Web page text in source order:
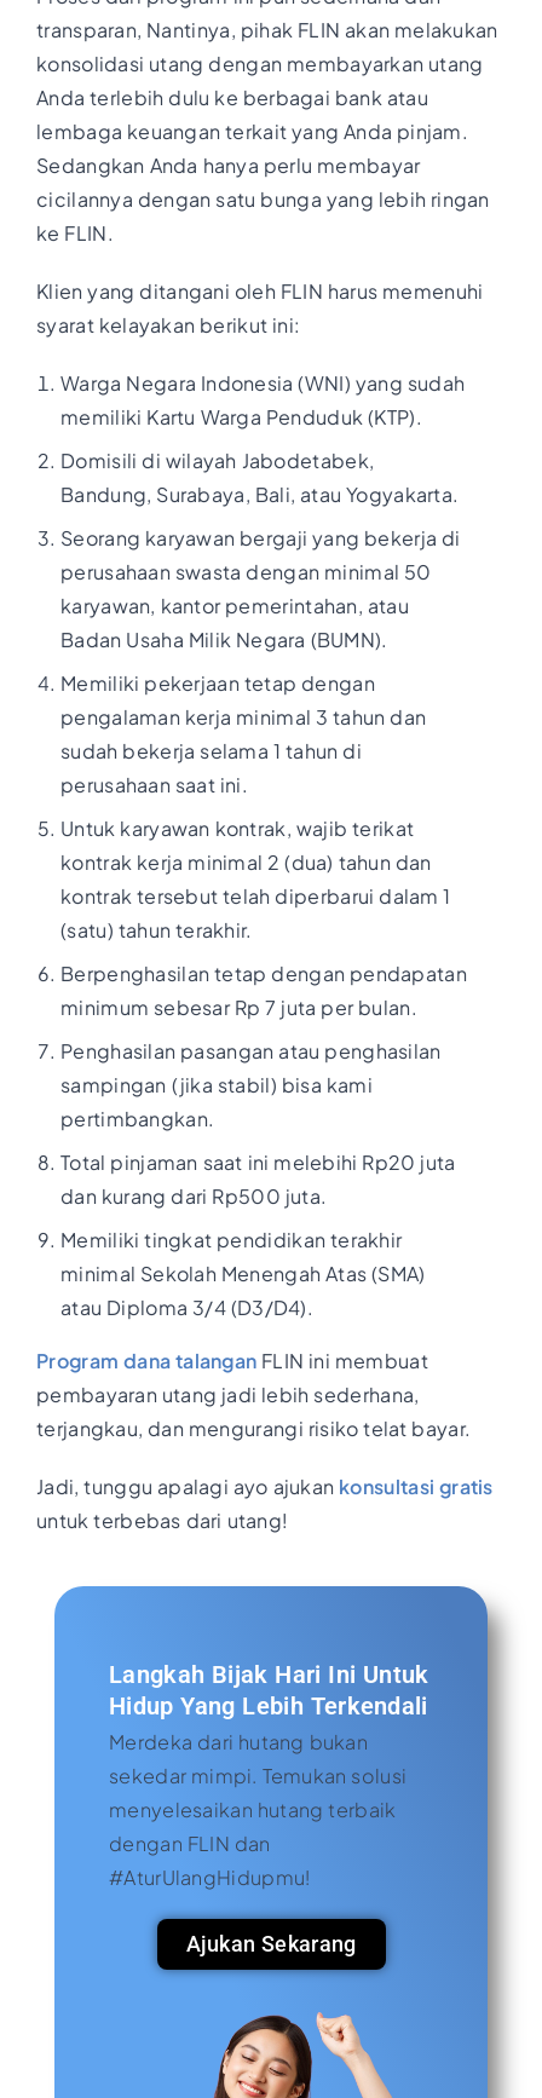
transparan, Nantinya, pihak FLIN akan melakukan
konsolidasi utang dengan membayarkan utang
Anda terlebih dulu ke berbagai bank atau
lembaga keuangan terkait yang Anda pinjam.
Sedangkan Anda hanya perlu membayar
cicilannya dengan satu bunga yang lebih ringan
ke FLIN.
Klien yang ditangani oleh FLIN harus memenuhi
syarat kelayakan berikut ini:
Warga Negara Indonesia (WNI) yang sudah
memiliki Kartu Warga Penduduk (KTP).
Domisili di wilayah Jabodetabek,
Bandung, Surabaya, Bali, atau Yogyakarta.
Seorang karyawan bergaji yang bekerja di
perusahaan swasta dengan minimal 50
karyawan, kantor pemerintahan, atau
Badan Usaha Milik Negara (BUMN).
Memiliki pekerjaan tetap dengan
pengalaman kerja minimal 3 tahun dan
sudah bekerja selama 1 tahun di
perusahaan saat ini.
Untuk karyawan kontrak, wajib terikat
kontrak kerja minimal 2 (dua) tahun dan
kontrak tersebut telah diperbarui dalam 1
(satu) tahun terakhir.
Berpenghasilan tetap dengan pendapatan
minimum sebesar Rp 7 juta per bulan.
Penghasilan pasangan atau penghasilan
sampingan (jika stabil) bisa kami
pertimbangkan.
Total pinjaman saat ini melebihi Rp20 juta
dan kurang dari Rp500 juta.
Memiliki tingkat pendidikan terakhir
minimal Sekolah Menengah Atas (SMA)
atau Diploma 3/4 (D3/D4).
Program dana talangan FLIN ini membuat
pembayaran utang jadi lebih sederhana,
terjangkau, dan mengurangi risiko telat bayar.
Jadi, tunggu apalagi ayo ajukan konsultasi gratis
untuk terbebas dari utang!
Langkah Bijak Hari Ini Untuk
Hidup Yang Lebih Terkendali
Merdeka dari hutang bukan
sekedar mimpi. Temukan solusi
menyelesaikan hutang terbaik
dengan FLIN dan
#AturUlangHidupmu!
Ajukan Sekarang